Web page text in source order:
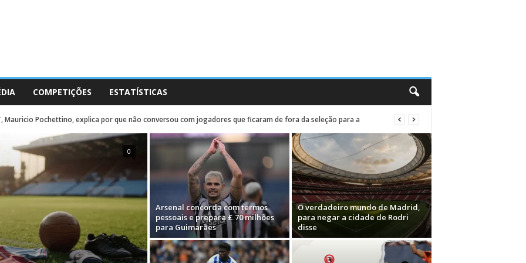
COMPETIÇÕES ESTATÍSTICAS
Mauricio Pochettino, explica por que não conversou com jogadores que ficaram de fora da seleção para a
0
Arsenal concorda com termos
pessoais e prepara £ 70 milhões
para Guimarães
O verdadeiro mundo de Madrid,
para negar a cidade de Rodri
disse